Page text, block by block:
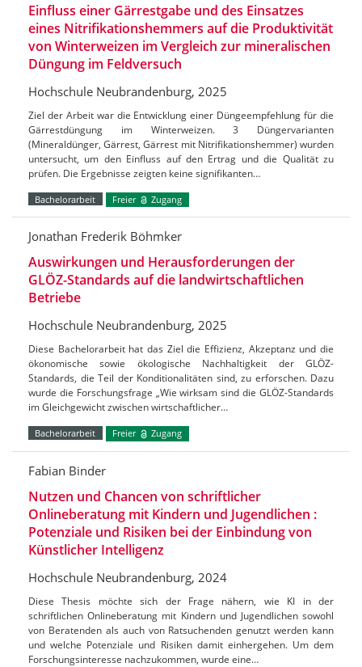
Einfluss einer Gärrestgabe und des Einsatzes
eines Nitrifikationshemmers auf die Produktivität
von Winterweizen im Vergleich zur mineralischen
Düngung im Feldversuch
Hochschule Neubrandenburg, 2025
Ziel der Arbeit war die Entwicklung einer Düngeempfehlung für die
Gärrestdüngung im Winterweizen. 3 Düngervarianten
(Mineraldünger, Gärrest, Gärrest mit Nitrifikationshemmer) wurden
untersucht, um den Einfluss auf den Ertrag und die Qualität zu
prüfen. Die Ergebnisse zeigten keine signifikanten…
Bachelorarbeit Freier Zugang
Jonathan Frederik Böhmker
Auswirkungen und Herausforderungen der
GLÖZ-Standards auf die landwirtschaftlichen
Betriebe
Hochschule Neubrandenburg, 2025
Diese Bachelorarbeit hat das Ziel die Effizienz, Akzeptanz und die
ökonomische sowie ökologische Nachhaltigkeit der GLÖZ-
Standards, die Teil der Konditionalitäten sind, zu erforschen. Dazu
wurde die Forschungsfrage „Wie wirksam sind die GLÖZ-Standards
im Gleichgewicht zwischen wirtschaftlicher…
Bachelorarbeit Freier Zugang
Fabian Binder
Nutzen und Chancen von schriftlicher
Onlineberatung mit Kindern und Jugendlichen :
Potenziale und Risiken bei der Einbindung von
Künstlicher Intelligenz
Hochschule Neubrandenburg, 2024
Diese Thesis möchte sich der Frage nähern, wie KI in der
schriftlichen Onlineberatung mit Kindern und Jugendlichen sowohl
von Beratenden als auch von Ratsuchenden genutzt werden kann
und welche Potenziale und Risiken damit einhergehen. Um dem
Forschungsinteresse nachzukommen, wurde eine…